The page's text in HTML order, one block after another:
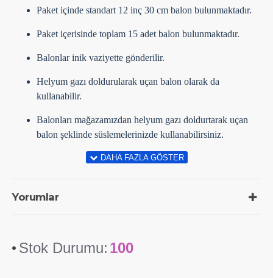
Paket içinde standart 12 inç 30 cm balon bulunmaktadır.
Paket içerisinde toplam 15 adet balon bulunmaktadır.
Balonlar inik vaziyette gönderilir.
Helyum gazı doldurularak uçan balon olarak da
kullanabilir.
Balonları mağazamızdan helyum gazı doldurtarak uçan
balon şeklinde süslemelerinizde kullanabilirsiniz.
Yorumlar
Stok Durumu: 100